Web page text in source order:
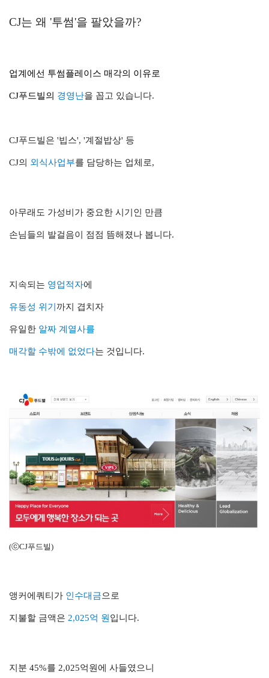
CJ는 왜 '투썸'을 팔았을까?
업계에선 투썸플레이스 매각의 이유로
CJ푸드빌의 경영난을 꼽고 있습니다.
CJ푸드빌은 '빕스', '계절밥상' 등
CJ의 외식사업부를 담당하는 업체로,
아무래도 가성비가 중요한 시기인 만큼
손님들의 발걸음이 점점 뜸해졌나 봅니다.
지속되는 영업적자에
유동성 위기 까지 겹치자
유일한 알짜 계열사를
매각할 수밖에 없었다는 것입니다.
(ⓒCJ푸드빌)
앵커에쿼티가 인수대금으로
지불할 금액은 2,025억 원 입니다.
지분 45%를 2,025억원에 사들였으니